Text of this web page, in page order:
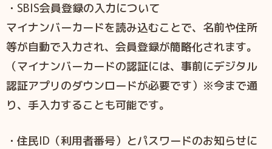
・SBIS会員登録の入力について
マイナンバーカードを読み込むことで、名前や住所
等が自動で入力され、会員登録が簡略化されます。
（マイナンバーカードの認証には、事前にデジタル
認証アプリのダウンロードが必要です）※今まで通
り、手入力することも可能です。
・住民ID（利用者番号）とパスワードのお知らせに